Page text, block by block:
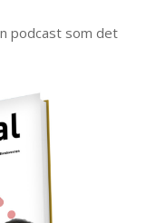
podcast som det